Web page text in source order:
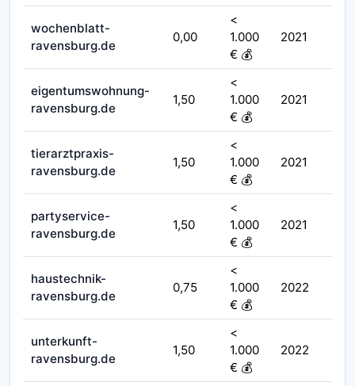
wochenblatt-
ravensburg.de
0,00
<
1.000
€ 💰
2021
eigentumswohnung-
ravensburg.de
1,50
<
1.000
€ 💰
2021
tierarztpraxis-
ravensburg.de
1,50
<
1.000
€ 💰
2021
partyservice-
ravensburg.de
1,50
<
1.000
€ 💰
2021
haustechnik-
ravensburg.de
0,75
<
1.000
€ 💰
2022
unterkunft-
ravensburg.de
1,50
<
1.000
€ 💰
2022